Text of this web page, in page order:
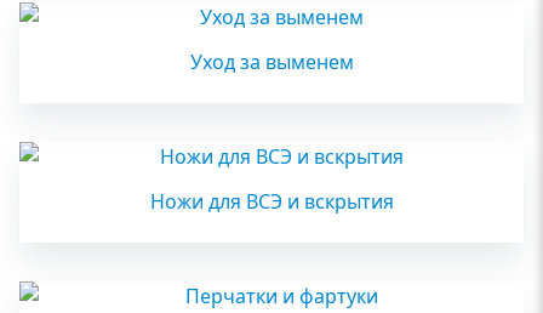
Уход за выменем
Ножи для ВСЭ и вскрытия